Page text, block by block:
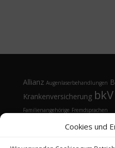
Cookies und
Allianz Augenlaserbehandlungen
Krankenversicherung bkV
Familienangehörige Fremdsprachen